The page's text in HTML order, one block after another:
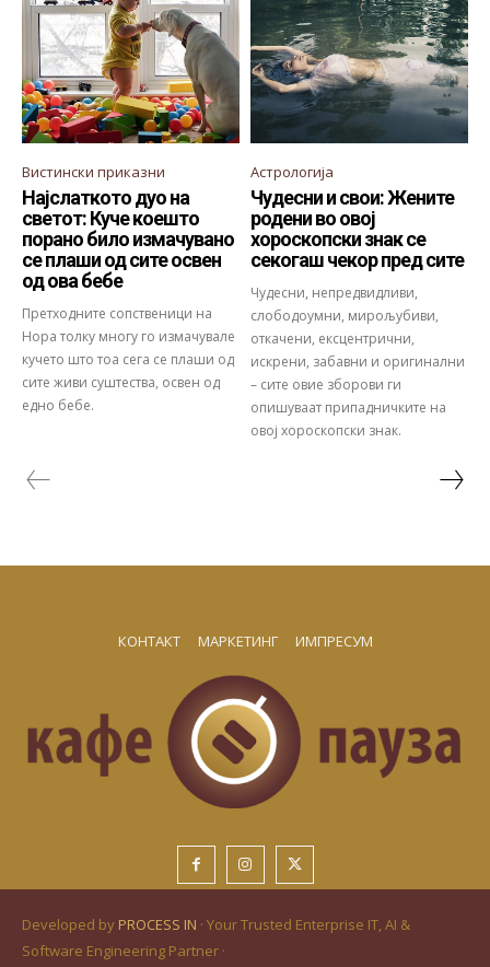
Вистински приказни
Најслаткото дуо на
светот: Куче коешто
порано било измачувано
се плаши од сите освен
од ова бебе
Претходните сопственици на
Нора толку многу го измачувале
кучето што тоа сега се плаши од
сите живи суштества, освен од
едно бебе.
Астрологија
Чудесни и свои: Жените
родени во овој
хороскопски знак се
секогаш чекор пред сите
Чудесни, непредвидливи,
слободоумни, мирољубиви,
откачени, ексцентрични,
искрени, забавни и оригинални
– сите овие зборови ги
опишуваат припадничките на
овој хороскопски знак.
КОНТАКТ МАРКЕТИНГ ИМПРЕСУМ
Developed by PROCESS IN · Your Trusted Enterprise IT, AI &
Software Engineering Partner ·